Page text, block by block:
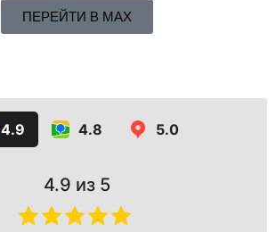
ПЕРЕЙТИ В MAX
4.9 4.8 5.0
4.9 из 5